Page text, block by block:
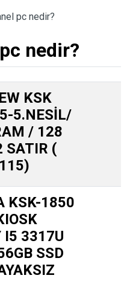
pc nedir?
nedir?
KSK
5.NESİL/
/ 128
SATIR (
KSK-1850
I5 3317U
SSD